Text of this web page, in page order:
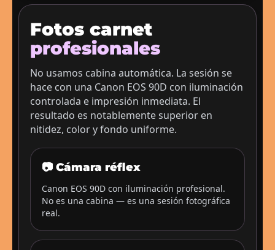
Fotos carnet
profesionales
No usamos cabina automática. La sesión se
hace con una Canon EOS 90D con iluminación
controlada e impresión inmediata. El
resultado es notablemente superior en
nitidez, color y fondo uniforme.
📷 Cámara réflex
Canon EOS 90D con iluminación profesional.
No es una cabina — es una sesión fotográfica
real.